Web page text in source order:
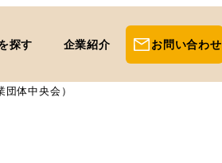
探す 企業紹介 お問い合わせ
体中央会）